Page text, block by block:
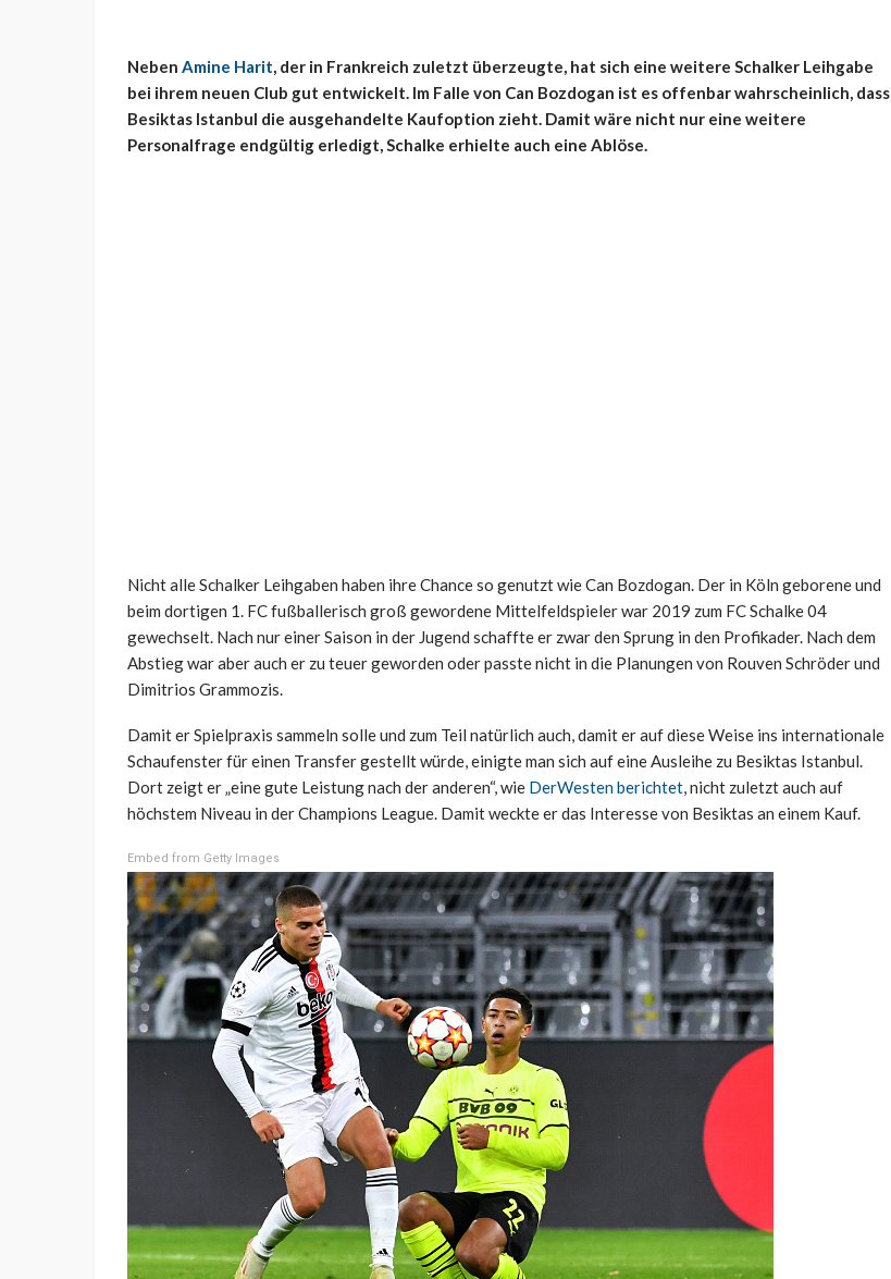
Neben Amine Harit, der in Frankreich zuletzt überzeugte, hat sich eine weitere Schalker Leihgabe
bei ihrem neuen Club gut entwickelt. Im Falle von Can Bozdogan ist es offenbar wahrscheinlich, dass
Besiktas Istanbul die ausgehandelte Kaufoption zieht. Damit wäre nicht nur eine weitere
Personalfrage endgültig erledigt, Schalke erhielte auch eine Ablöse.
Nicht alle Schalker Leihgaben haben ihre Chance so genutzt wie Can Bozdogan. Der in Köln geborene und
beim dortigen 1. FC fußballerisch groß gewordene Mittelfeldspieler war 2019 zum FC Schalke 04
gewechselt. Nach nur einer Saison in der Jugend schaffte er zwar den Sprung in den Profikader. Nach dem
Abstieg war aber auch er zu teuer geworden oder passte nicht in die Planungen von Rouven Schröder und
Dimitrios Grammozis.
Damit er Spielpraxis sammeln solle und zum Teil natürlich auch, damit er auf diese Weise ins internationale
Schaufenster für einen Transfer gestellt würde, einigte man sich auf eine Ausleihe zu Besiktas Istanbul.
Dort zeigt er „eine gute Leistung nach der anderen“, wie DerWesten berichtet, nicht zuletzt auch auf
höchstem Niveau in der Champions League. Damit weckte er das Interesse von Besiktas an einem Kauf.
Embed from Getty Images